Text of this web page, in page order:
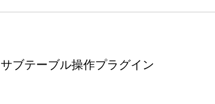
サブテーブル操作プラグイン